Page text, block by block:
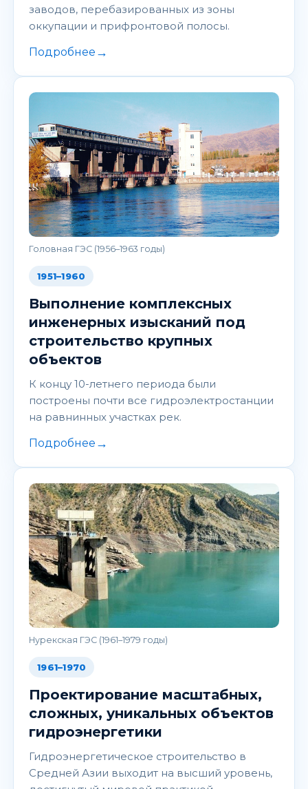
заводов, перебазированных из зоны
оккупации и прифронтовой полосы.
Подробнее →
Головная ГЭС (1956–1963 годы)
1951–1960
Выполнение комплексных
инженерных изысканий под
строительство крупных
объектов
К концу 10-летнего периода были
построены почти все гидроэлектростанции
на равнинных участках рек.
Подробнее →
Нурекская ГЭС (1961–1979 годы)
1961–1970
Проектирование масштабных,
сложных, уникальных объектов
гидроэнергетики
Гидроэнергетическое строительство в
Средней Азии выходит на высший уровень,